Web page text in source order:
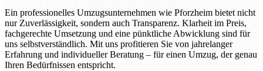
Ein professionelles Umzugsunternehmen wie Pforzheim bietet nicht
nur Zuverlässigkeit, sondern auch Transparenz. Klarheit im Preis,
fachgerechte Umsetzung und eine pünktliche Abwicklung sind für
uns selbstverständlich. Mit uns profitieren Sie von jahrelanger
Erfahrung und individueller Beratung – für einen Umzug, der genau
Ihren Bedürfnissen entspricht.